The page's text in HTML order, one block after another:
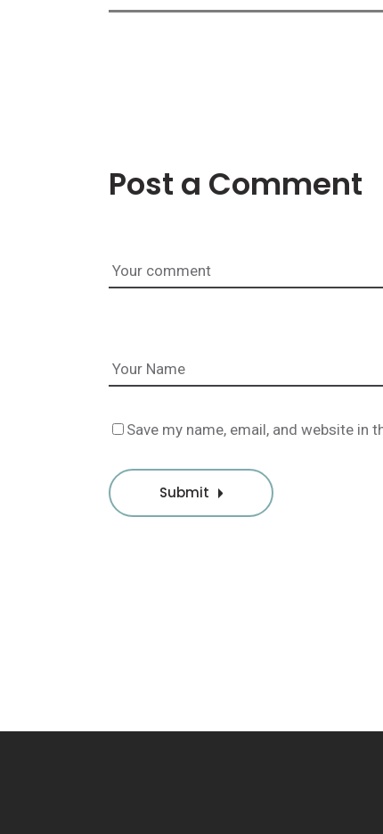
Post a Comment
Save my name, email, and website
Submit